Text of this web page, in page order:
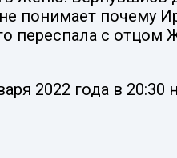
понимает почему
переспала с отцом
2022 года в 20:30